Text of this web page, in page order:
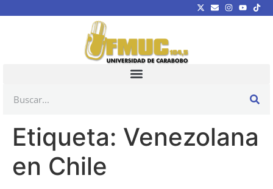
Etiqueta: Venezolana
en Chile